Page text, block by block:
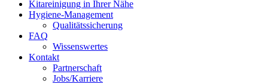
Kitareinigung in Ihrer Nähe
Hygiene-Management
Qualitätssicherung
FAQ
Wissenswertes
Kontakt
Partnerschaft
Jobs/Karriere